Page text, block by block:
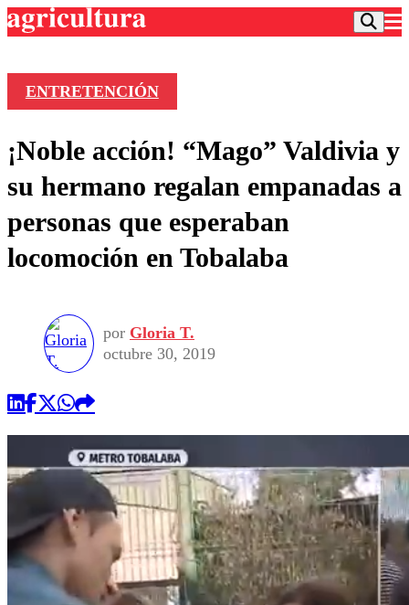
Frecuencias
Agricultura TV
Deportes
Colo Colo
Motor
Torneo Internacional
Torneo Nacional
Entretención
Noticias
Internacional
Nacional
Vida Social
Programas
Comercial
ENTRETENCIÓN
¡Noble acción! “Mago” Valdivia y
su hermano regalan empanadas a
personas que esperaban
locomoción en Tobalaba
por Gloria T.
octubre 30, 2019